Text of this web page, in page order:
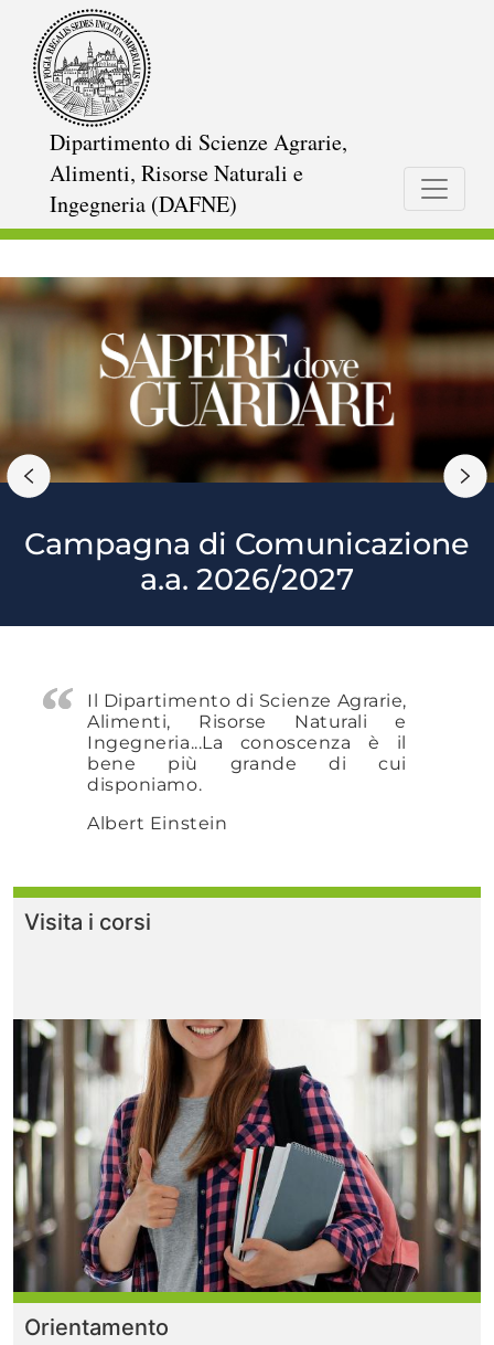
Dipartimento di Scienze Agrarie,
Alimenti, Risorse Naturali e
Ingegneria (DAFNE)
Campagna di Comunicazione
a.a. 2026/2027
Il Dipartimento di Scienze Agrarie,
Alimenti, Risorse Naturali e
Ingegneria...La conoscenza è il
bene più grande di cui
disponiamo.
Albert Einstein
Visita i corsi
Orientamento